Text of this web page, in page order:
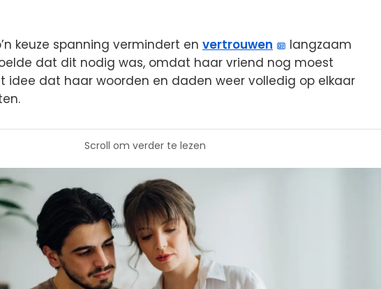
keuze spanning vermindert en vertrouwen
langzaam
dat dit nodig was, omdat haar vriend nog moest
idee dat haar woorden en daden weer volledig op elkaar
Scroll om verder te lezen